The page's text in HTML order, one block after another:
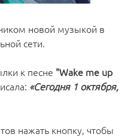
новой музыкой в
сети.
к песне "Wake me up
«Сегодня 1 октября,
нажать кнопку, чтобы